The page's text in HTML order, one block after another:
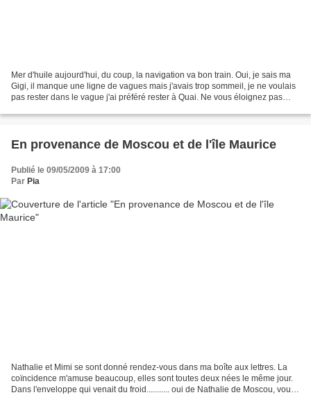
Mer d'huile aujourd'hui, du coup, la navigation va bon train. Oui, je sais ma
Gigi, il manque une ligne de vagues mais j'avais trop sommeil, je ne voulais
pas rester dans le vague j'ai préféré rester à Quai. Ne vous éloignez pas
En provenance de Moscou et de l'île Maurice
Publié le 09/05/2009 à 17:00
Par Pia
Nathalie et Mimi se sont donné rendez-vous dans ma boîte aux lettres. La
coïncidence m'amuse beaucoup, elles sont toutes deux nées le même jour.
Dans l'enveloppe qui venait du froid........... oui de Nathalie de Moscou, vous